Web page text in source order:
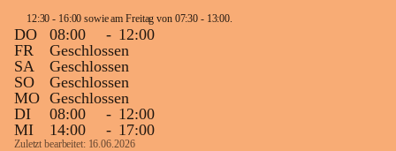
DO 08:00 - 12:00
FR
Geschlossen
SA
Geschlossen
SO
Geschlossen
MO Geschlossen
DI
08:00 - 12:00
MI
14:00 - 17:00
Zuletzt bearbeitet: 16.06.2026